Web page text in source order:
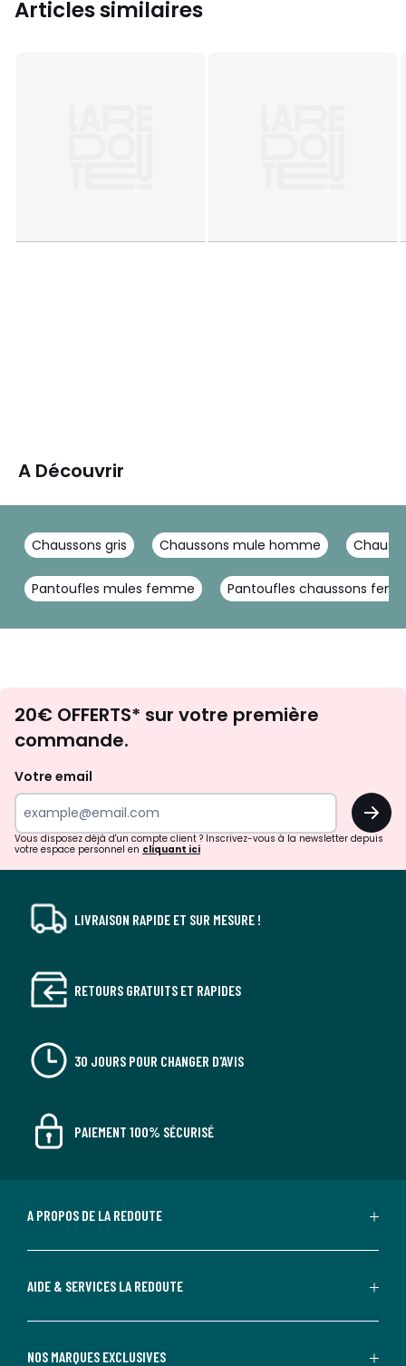
Articles similaires
A Découvrir
Chaussons gris Chaussons mule homme
Pantoufles mules femme Pantoufles chaussons
d'inspirations
surprises?
20€ OFFERTS* sur votre première
commande.
Votre email
OK
Vous disposez déjà d'un compte client ? Inscrivez-vous à la newsletter depuis
votre espace personnel en cliquant ici
LIVRAISON RAPIDE ET SUR MESURE !
RETOURS GRATUITS ET RAPIDES
30 JOURS POUR CHANGER D'AVIS
PAIEMENT 100% SÉCURISÉ
A PROPOS DE LA REDOUTE
AIDE & SERVICES LA REDOUTE
NOS MARQUES EXCLUSIVES